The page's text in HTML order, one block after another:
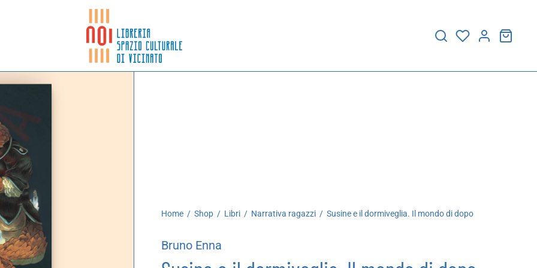
Home / Shop / Libri / Narrativa ragazzi / Susine e il dormiveglia. Il mondo di dopo
Bruno Enna